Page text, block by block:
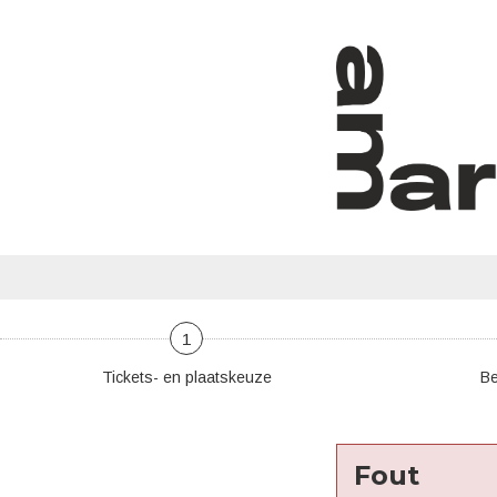
1
Tickets- en plaatskeuze
Fout